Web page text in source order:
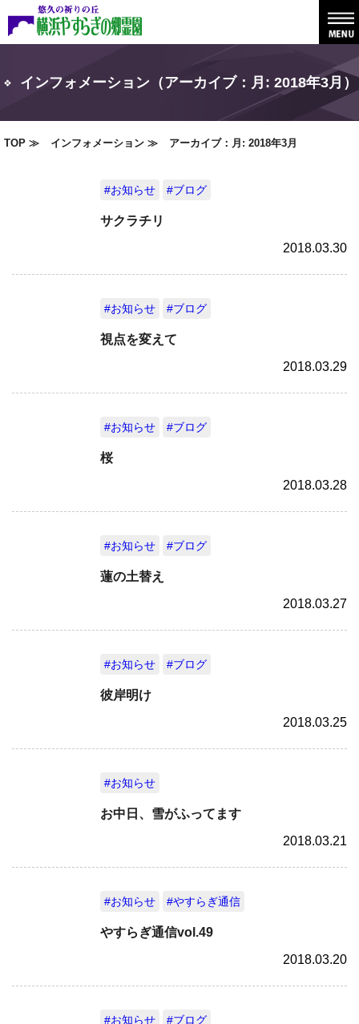
インフォメーション（アーカイブ：月: 2018年3月 ）
TOP インフォメーション アーカイブ：月: 2018年3月
#お知らせ #ブログ
サクラチリ
2018.03.30
#お知らせ #ブログ
視点を変えて
2018.03.29
#お知らせ #ブログ
桜
2018.03.28
#お知らせ #ブログ
蓮の土替え
2018.03.27
#お知らせ #ブログ
彼岸明け
2018.03.25
#お知らせ
お中日、雪がふってます
2018.03.21
#お知らせ #やすらぎ通信
やすらぎ通信vol.49
2018.03.20
#お知らせ #ブログ